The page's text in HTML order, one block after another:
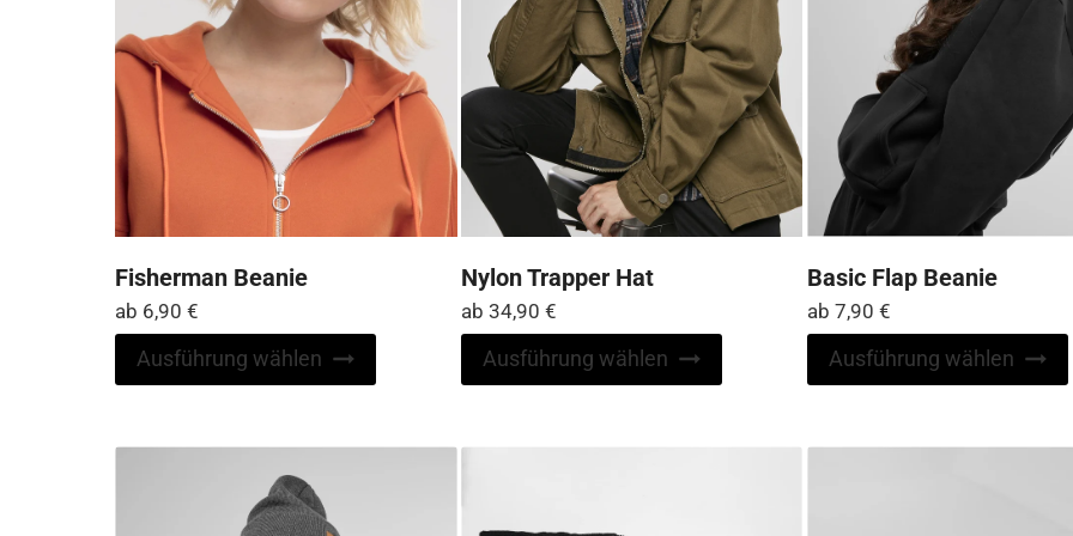
werden
werden
Fisherman Beanie
ab 6,90 €
Ausführung wählen
Produkt
mehrere
Nylon Trapper Hat
ab 34,90 €
Ausführung wählen
Produkt
Basic Flap Beanie
ab 7,90 €
Ausführung wählen